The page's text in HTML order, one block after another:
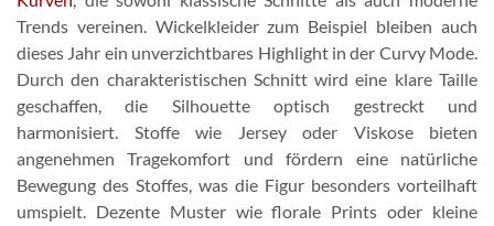
Trends vereinen. Wickelkleider zum Beispiel bleiben auch
dieses Jahr ein unverzichtbares Highlight in der Curvy Mode.
Durch den charakteristischen Schnitt wird eine klare Taille
geschaffen, die Silhouette optisch gestreckt und
harmonisiert. Stoffe wie Jersey oder Viskose bieten
angenehmen Tragekomfort und fördern eine natürliche
Bewegung des Stoffes, was die Figur besonders vorteilhaft
umspielt. Dezente Muster wie florale Prints oder kleine